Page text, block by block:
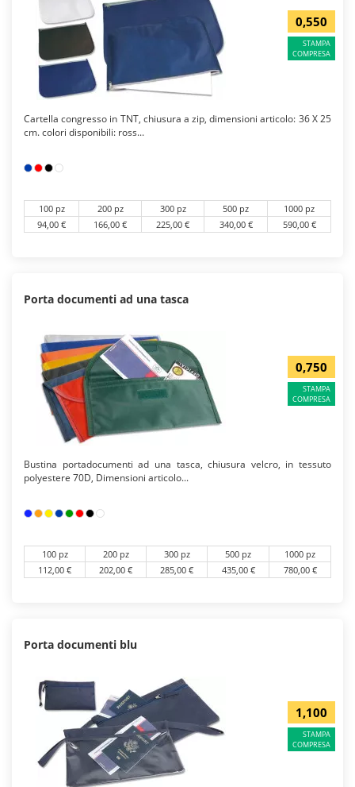
0,550
STAMPA
COMPRESA
Cartella congresso in TNT, chiusura a zip, dimensioni articolo: 36 X 25
cm. colori disponibili: ross...
100 pz 200 pz 300 pz 500 pz
1000 pz
94,00 €
166,00 € 225,00 € 340,00 € 590,00 €
Porta documenti ad una tasca
0,750
STAMPA
COMPRESA
Bustina portadocumenti ad una tasca, chiusura velcro, in tessuto
polyestere 70D, Dimensioni articolo...
100 pz 200 pz 300 pz 500 pz
1000 pz
112,00 €
202,00 € 285,00 € 435,00 € 780,00 €
Porta documenti blu
1,100
STAMPA
COMPRESA